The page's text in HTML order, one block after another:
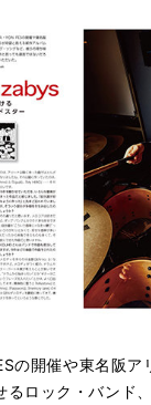
の開催や東名阪ア
るロック・バン